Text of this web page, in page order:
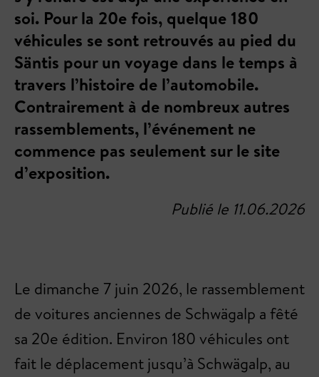
soi. Pour la 20e fois, quelque 180
véhicules se sont retrouvés au pied du
Säntis pour un voyage dans le temps à
travers l’histoire de l’automobile.
Contrairement à de nombreux autres
rassemblements, l’événement ne
commence pas seulement sur le site
d’exposition.
Publié le 11.06.2026
Le dimanche 7 juin 2026, le rassemblement
de voitures anciennes de Schwägalp a fêté
sa 20e édition. Environ 180 véhicules ont
fait le déplacement jusqu’à Schwägalp, au